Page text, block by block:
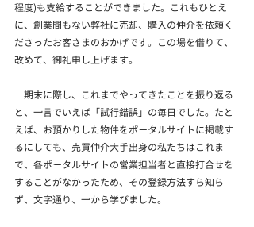
程度)も支給することができました。これもひとえ
に、創業間もない弊社に売却、購入の仲介を依頼く
ださったお客さまのおかげです。この場を借りて、
改めて、御礼申し上げます。
期末に際し、これまでやってきたことを振り返る
と、一言でいえば「試行錯誤」の毎日でした。たと
えば、お預かりした物件をポータルサイトに掲載す
るにしても、売買仲介大手出身の私たちはこれま
で、各ポータルサイトの営業担当者と直接打合せを
することがなかったため、その登録方法すら知ら
ず、文字通り、一から学びました。